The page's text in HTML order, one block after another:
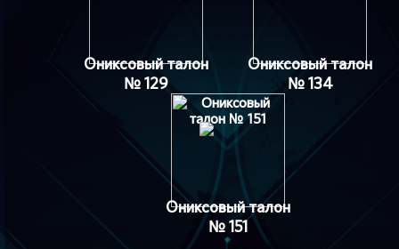
Ониксовый талон
№ 129
Ониксовый талон
№ 134
Ониксовый талон
№ 151